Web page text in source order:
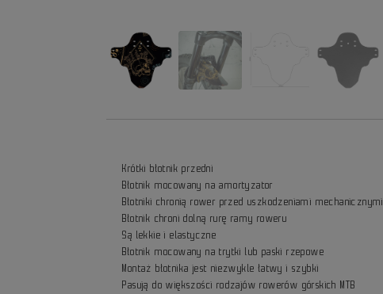
Krótki błotnik przedni
Błotnik mocowany na amortyzator
Błotniki chronią rower przed uszkodzeniami mechanicznymi
Błotnik chroni dolną rurę ramy roweru
Są lekkie i elastyczne
Błotnik mocowany na trytki lub paski rzepowe
Montaż błotnika jest niezwykle łatwy i szybki
Pasują do większości rodzajów rowerów górskich MTB